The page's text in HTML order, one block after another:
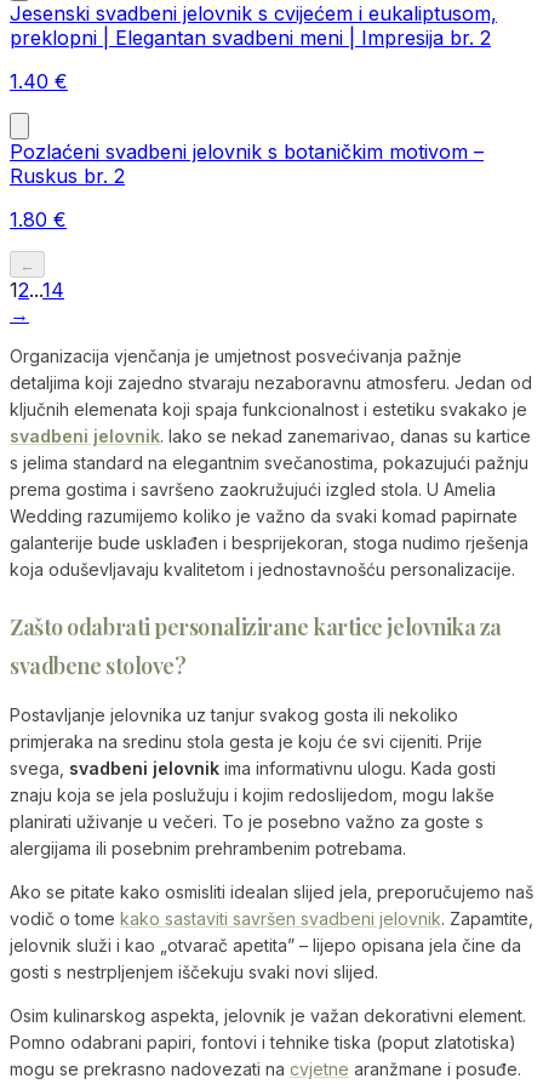
Jesenski svadbeni jelovnik s cvijećem i eukaliptusom,
preklopni | Elegantan svadbeni meni | Impresija br. 2
1.40 €
Pozlaćeni svadbeni jelovnik s botaničkim motivom –
Ruskus br. 2
1.80 €
←
12...14
→
Organizacija vjenčanja je umjetnost posvećivanja pažnje
detaljima koji zajedno stvaraju nezaboravnu atmosferu. Jedan od
ključnih elemenata koji spaja funkcionalnost i estetiku svakako je
svadbeni jelovnik. Iako se nekad zanemarivao, danas su kartice
s jelima standard na elegantnim svečanostima, pokazujući pažnju
prema gostima i savršeno zaokružujući izgled stola. U Amelia
Wedding razumijemo koliko je važno da svaki komad papirnate
galanterije bude usklađen i besprijekoran, stoga nudimo rješenja
koja oduševljavaju kvalitetom i jednostavnošću personalizacije.
Zašto odabrati personalizirane kartice jelovnika za
svadbene stolove?
Postavljanje jelovnika uz tanjur svakog gosta ili nekoliko
primjeraka na sredinu stola gesta je koju će svi cijeniti. Prije
svega, svadbeni jelovnik ima informativnu ulogu. Kada gosti
znaju koja se jela poslužuju i kojim redoslijedom, mogu lakše
planirati uživanje u večeri. To je posebno važno za goste s
alergijama ili posebnim prehrambenim potrebama.
Ako se pitate kako osmisliti idealan slijed jela, preporučujemo naš
vodič o tome kako sastaviti savršen svadbeni jelovnik. Zapamtite,
jelovnik služi i kao „otvarač apetita” – lijepo opisana jela čine da
gosti s nestrpljenjem iščekuju svaki novi slijed.
Osim kulinarskog aspekta, jelovnik je važan dekorativni element.
Pomno odabrani papiri, fontovi i tehnike tiska (poput zlatotiska)
mogu se prekrasno nadovezati na cvjetne aranžmane i posuđe.